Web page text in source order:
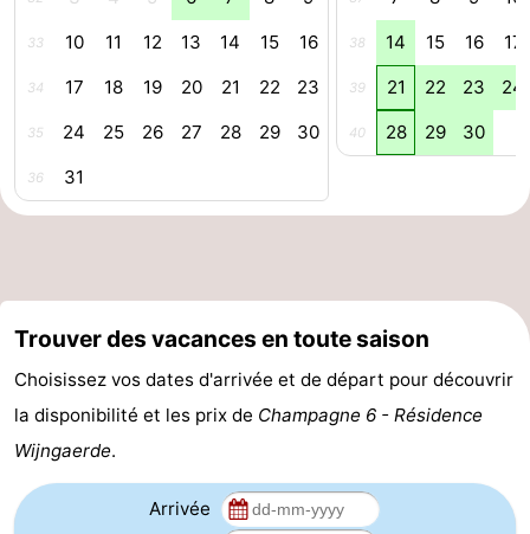
Route
Stationnement
Adresses
Médicales
Région
Schouwen-
Renesse
-
Brouwershaven
-
Bruinisse
-
33 10 11 12 13 14 15 16
34 17 18 19 20 21 22 23
35 24 25 26 27 28 29 30
36 31
38 14 15 16 17
39 21 22 23 24
40 28 29 30
Trouver des vacances en toute saison
Choisissez vos dates d'arrivée et de départ pour découvrir
la disponibilité et les prix de Champagne 6 - Résidence
Wijngaerde.
Arrivée